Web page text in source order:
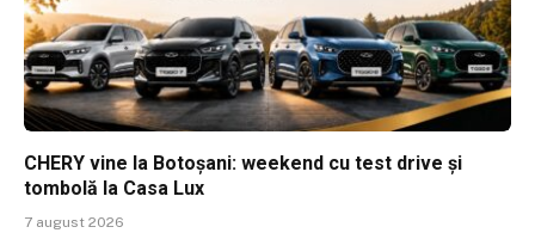
CHERY vine la Botoșani: weekend cu test drive și
tombolă la Casa Lux
7 august 2026